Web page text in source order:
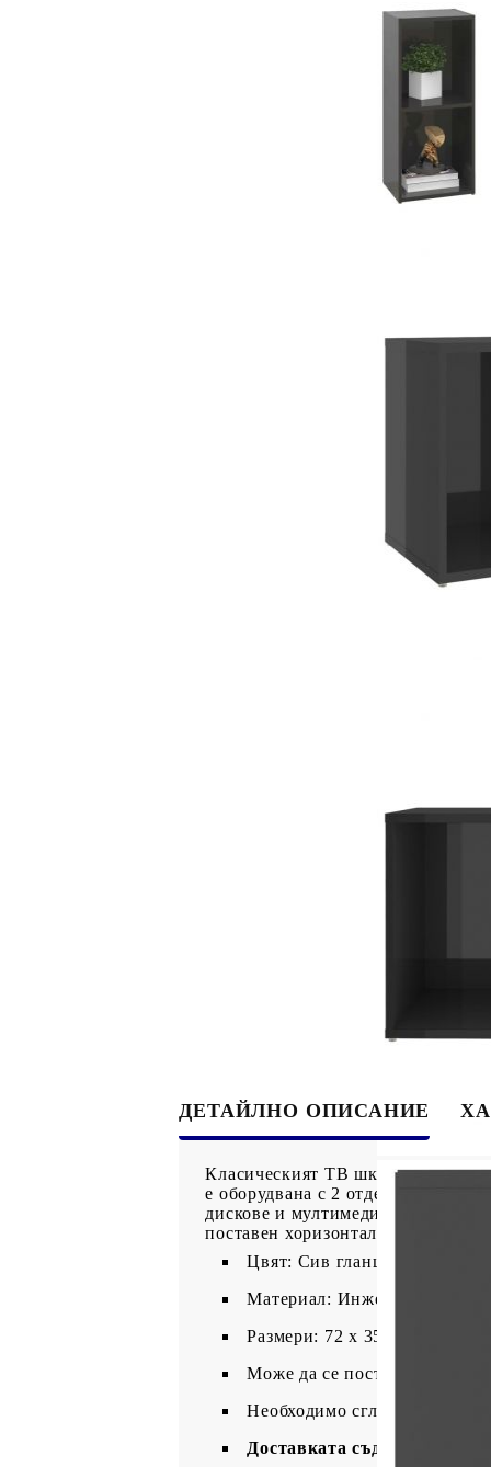
ДЕТАЙЛНО ОПИСАНИЕ
Класическият ТВ шкаф е
е оборудвана с 2 отделения,
дискове и мултимедийни
поставен хоризонтално или
Цвят: Сив гланц
Материал: Инженерно дърво
Размери: 72 x 35 x 36,5 см
Може да се постави
Необходимо сглобяване: Да
Доставката съдържа: